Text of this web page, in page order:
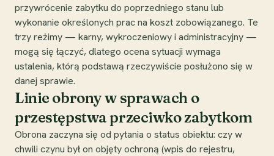
przywrócenie zabytku do poprzedniego stanu lub
wykonanie określonych prac na koszt zobowiązanego. Te
trzy reżimy — karny, wykroczeniowy i administracyjny —
mogą się łączyć, dlatego ocena sytuacji wymaga
ustalenia, którą podstawą rzeczywiście posłużono się w
danej sprawie.
Linie obrony w sprawach o
przestępstwa przeciwko zabytkom
Obrona zaczyna się od pytania o status obiektu: czy w
chwili czynu był on objęty ochroną (wpis do rejestru,